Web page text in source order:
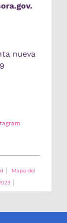
nueva
Mapa del